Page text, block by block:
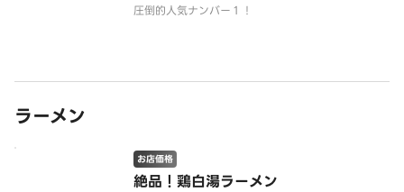
圧倒的人気ナンバー１！
ラーメン
絶品！鶏白湯ラーメン
お店価格